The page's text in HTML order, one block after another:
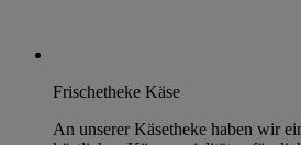
Frischetheke Käse
An unserer Käsetheke haben wir